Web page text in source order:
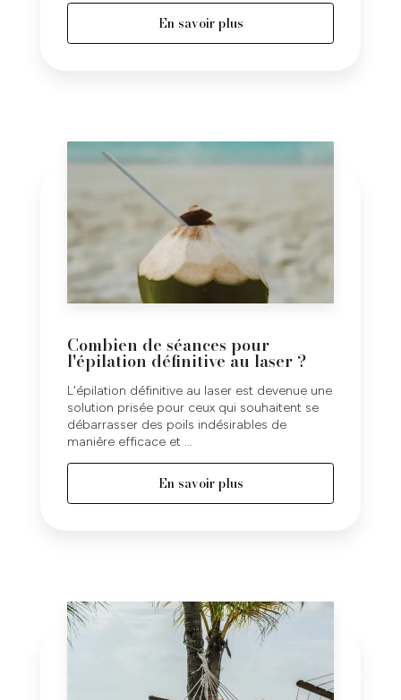
En savoir plus
Combien de séances pour
l'épilation définitive au laser ?
L'épilation définitive au laser est devenue une
solution prisée pour ceux qui souhaitent se
débarrasser des poils indésirables de
manière efficace et ...
En savoir plus